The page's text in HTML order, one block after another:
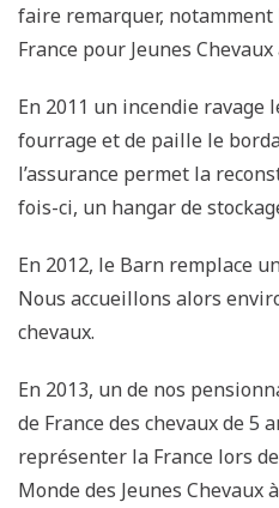
faire remarquer,
France pour Jeunes Chevaux
En 2011 un incendie ravage
fourrage et de paille le
l’assurance permet la
fois-ci, un hangar de
En 2012, le Barn remplace
Nous accueillons alors
chevaux.
En 2013, un de nos
de France des chevaux de 5
représenter la France lors
Monde des Jeunes Chevaux